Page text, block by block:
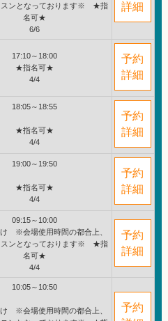
スンとなっております※ ★指
名可★
6/6
詳細
17:10～18:00
★指名可★
4/4
予約
詳細
18:05～18:55
★指名可★
4/4
予約
詳細
19:00～19:50
★指名可★
4/4
予約
詳細
09:15～10:00
※会場使用時間の都合上、
スンとなっております※ ★指
名可★
4/4
予約
詳細
10:05～10:50
※会場使用時間の都合上、
予約